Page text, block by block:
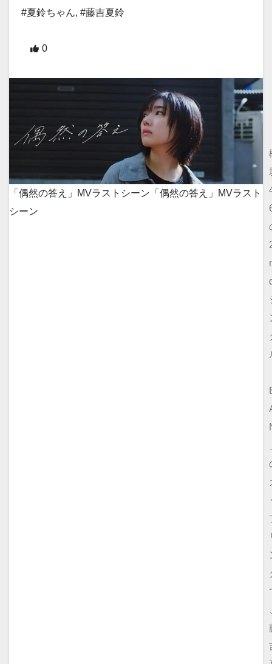
#夏鈴ちゃん, #藤吉夏鈴
0
「偶然の答え」MVラストシーン 「偶然の答え」MVラスト
シーン